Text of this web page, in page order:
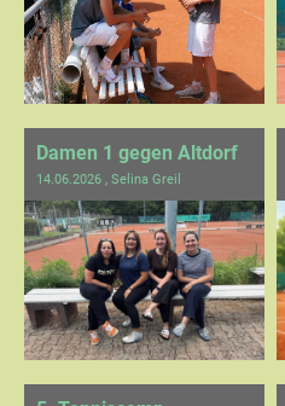
Damen 1 gegen Altdorf
14.06.2026 , Selina Greil